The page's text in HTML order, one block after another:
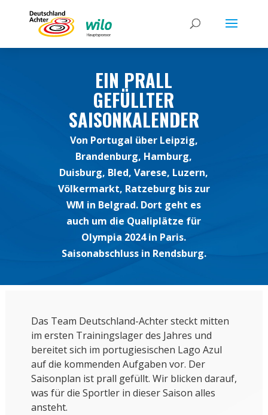
EIN PRALL
GEFÜLLTER
SAISONKALENDER
Von Portugal über Leipzig,
Brandenburg, Hamburg,
Duisburg, Bled, Varese, Luzern,
Völkermarkt, Ratzeburg bis zur
WM in Belgrad. Dort geht es
auch um die Qualiplätze für
Olympia 2024 in Paris.
Saisonabschluss in Rendsburg.
Das Team Deutschland-Achter steckt mitten
im ersten Trainingslager des Jahres und
bereitet sich im portugiesischen Lago Azul
auf die kommenden Aufgaben vor. Der
Saisonplan ist prall gefüllt. Wir blicken darauf,
was für die Sportler in dieser Saison alles
ansteht.